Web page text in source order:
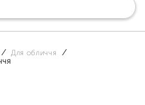
Для обличчя